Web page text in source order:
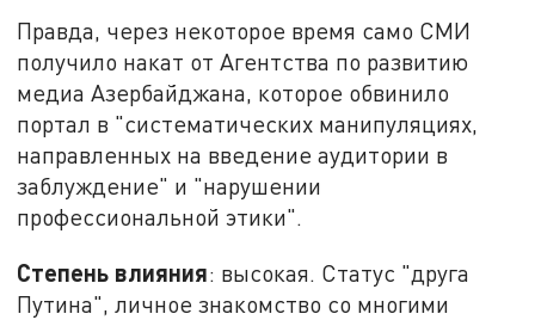
Правда, через некоторое время само СМИ
получило накат от Агентства по развитию
медиа Азербайджана, которое обвинило
портал в "систематических манипуляциях,
направленных на введение аудитории в
заблуждение" и "нарушении
профессиональной этики".
Степень влияния: высокая. Статус "друга
Путина", личное знакомство со многими